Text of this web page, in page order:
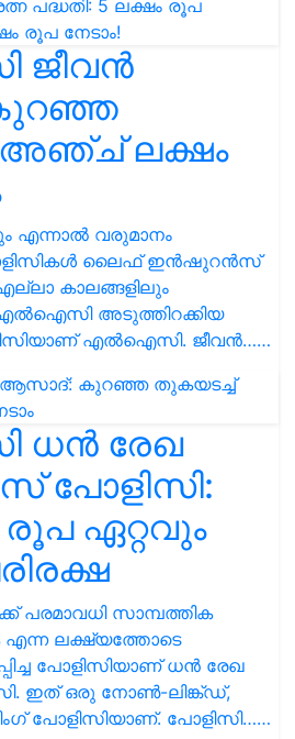
ലക്ഷം
എന്നാൽ വരുമാനം
ലൈഫ് ഇൻഷുറൻസ്
കാലങ്ങളിലും
എൽഐസി അടുത്തിറക്കിയ
എൽഐസി. ജീവൻ……
രേഖ
പോളിസി:
രൂപ ഏറ്റവും
പരമാവധി സാമ്പത്തിക
ലക്ഷ്യത്തോടെ
പോളിസിയാണ് ധൻ രേഖ
ഇത് ഒരു നോൺ-ലിങ്ക്ഡ്,
പോളിസിയാണ്. പോളിസി……